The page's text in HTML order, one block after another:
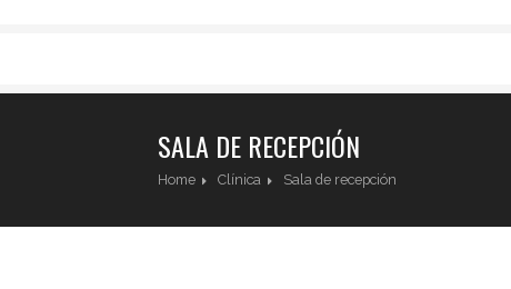
SALA DE RECEPCIÓN
Home Clínica Sala de recepción